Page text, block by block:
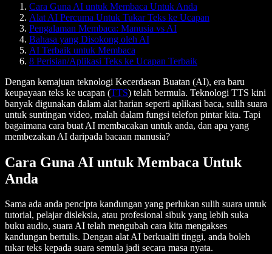
Cara Guna AI untuk Membaca Untuk Anda
Alat AI Percuma Untuk Tukar Teks ke Ucapan
Pengalaman Membaca: Manusia vs AI
Bahasa yang Disokong oleh AI
AI Terbaik untuk Membaca
8 Perisian/Aplikasi Teks ke Ucapan Terbaik
Dengan kemajuan teknologi Kecerdasan Buatan (AI), era baru
keupayaan teks ke ucapan (TTS) telah bermula. Teknologi TTS kini
banyak digunakan dalam alat harian seperti aplikasi baca, sulih suara
untuk suntingan video, malah dalam fungsi telefon pintar kita. Tapi
bagaimana cara buat AI membacakan untuk anda, dan apa yang
membezakan AI daripada bacaan manusia?
Cara Guna AI untuk Membaca Untuk
Anda
Sama ada anda pencipta kandungan yang perlukan sulih suara untuk
tutorial, pelajar disleksia, atau profesional sibuk yang lebih suka
buku audio, suara AI telah mengubah cara kita mengakses
kandungan bertulis. Dengan alat AI berkualiti tinggi, anda boleh
tukar teks kepada suara semula jadi secara masa nyata.